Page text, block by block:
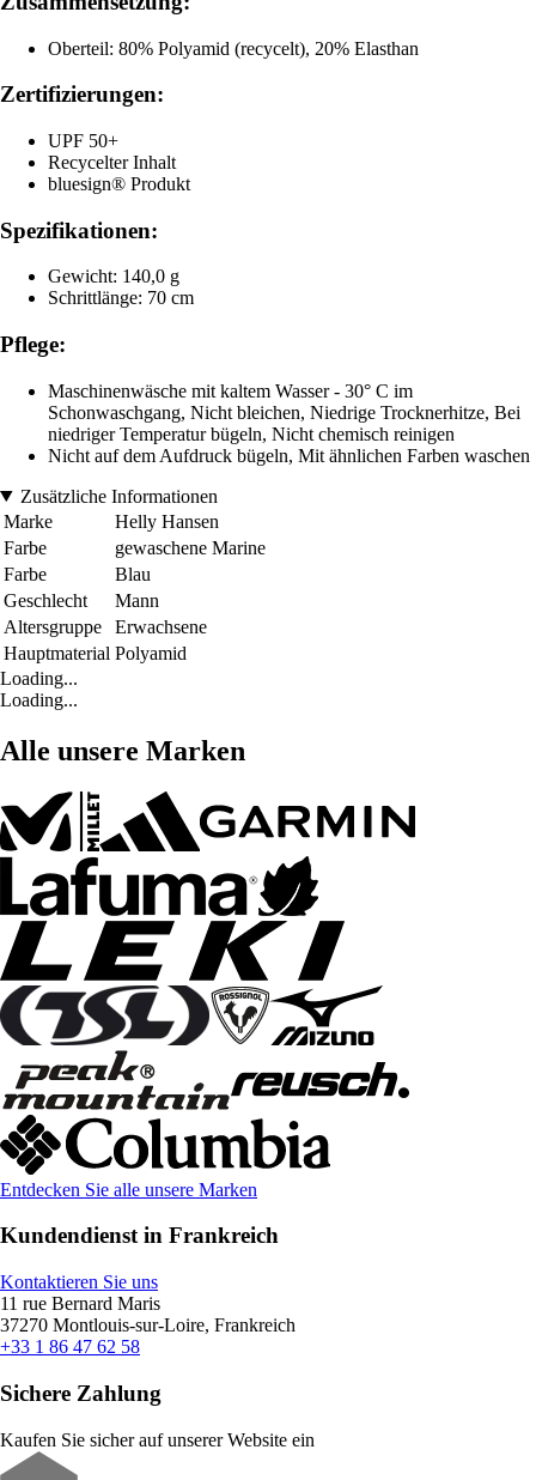
Oberteil: 80% Polyamid (recycelt), 20% Elasthan
Zertifizierungen:
UPF 50+
Recycelter Inhalt
bluesign® Produkt
Spezifikationen:
Gewicht: 140,0 g
Schrittlänge: 70 cm
Pflege:
Maschinenwäsche mit kaltem Wasser - 30° C im
Schonwaschgang, Nicht bleichen, Niedrige Trocknerhitze, Bei
niedriger Temperatur bügeln, Nicht chemisch reinigen
Nicht auf dem Aufdruck bügeln, Mit ähnlichen Farben waschen
Zusätzliche Informationen
Marke
Helly Hansen
Farbe
gewaschene Marine
Farbe
Blau
Geschlecht
Mann
Altersgruppe
Erwachsene
Hauptmaterial Polyamid
Loading...
Loading...
Alle unsere Marken
Entdecken Sie alle unsere Marken
Kundendienst in Frankreich
Kontaktieren Sie uns
11 rue Bernard Maris
37270 Montlouis-sur-Loire, Frankreich
+33 1 86 47 62 58
Sichere Zahlung
Kaufen Sie sicher auf unserer Website ein